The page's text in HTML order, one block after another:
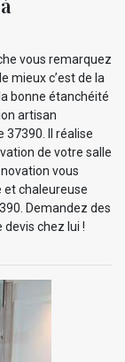
vous remarquez
mieux c’est de la
bonne étanchéité
artisan
37390. Il réalise
de votre salle
vous
et chaleureuse
Demandez des
chez lui !